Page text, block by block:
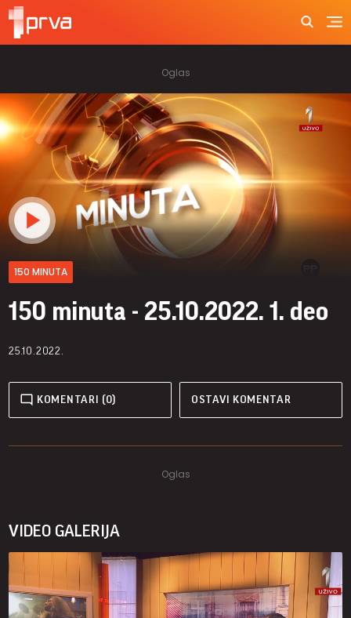
150 MINUTA
150 minuta - 25.10.2022. 1. deo
25.10.2022.
KOMENTARI (0) OSTAVI KOMENTAR
VIDEO GALERIJA